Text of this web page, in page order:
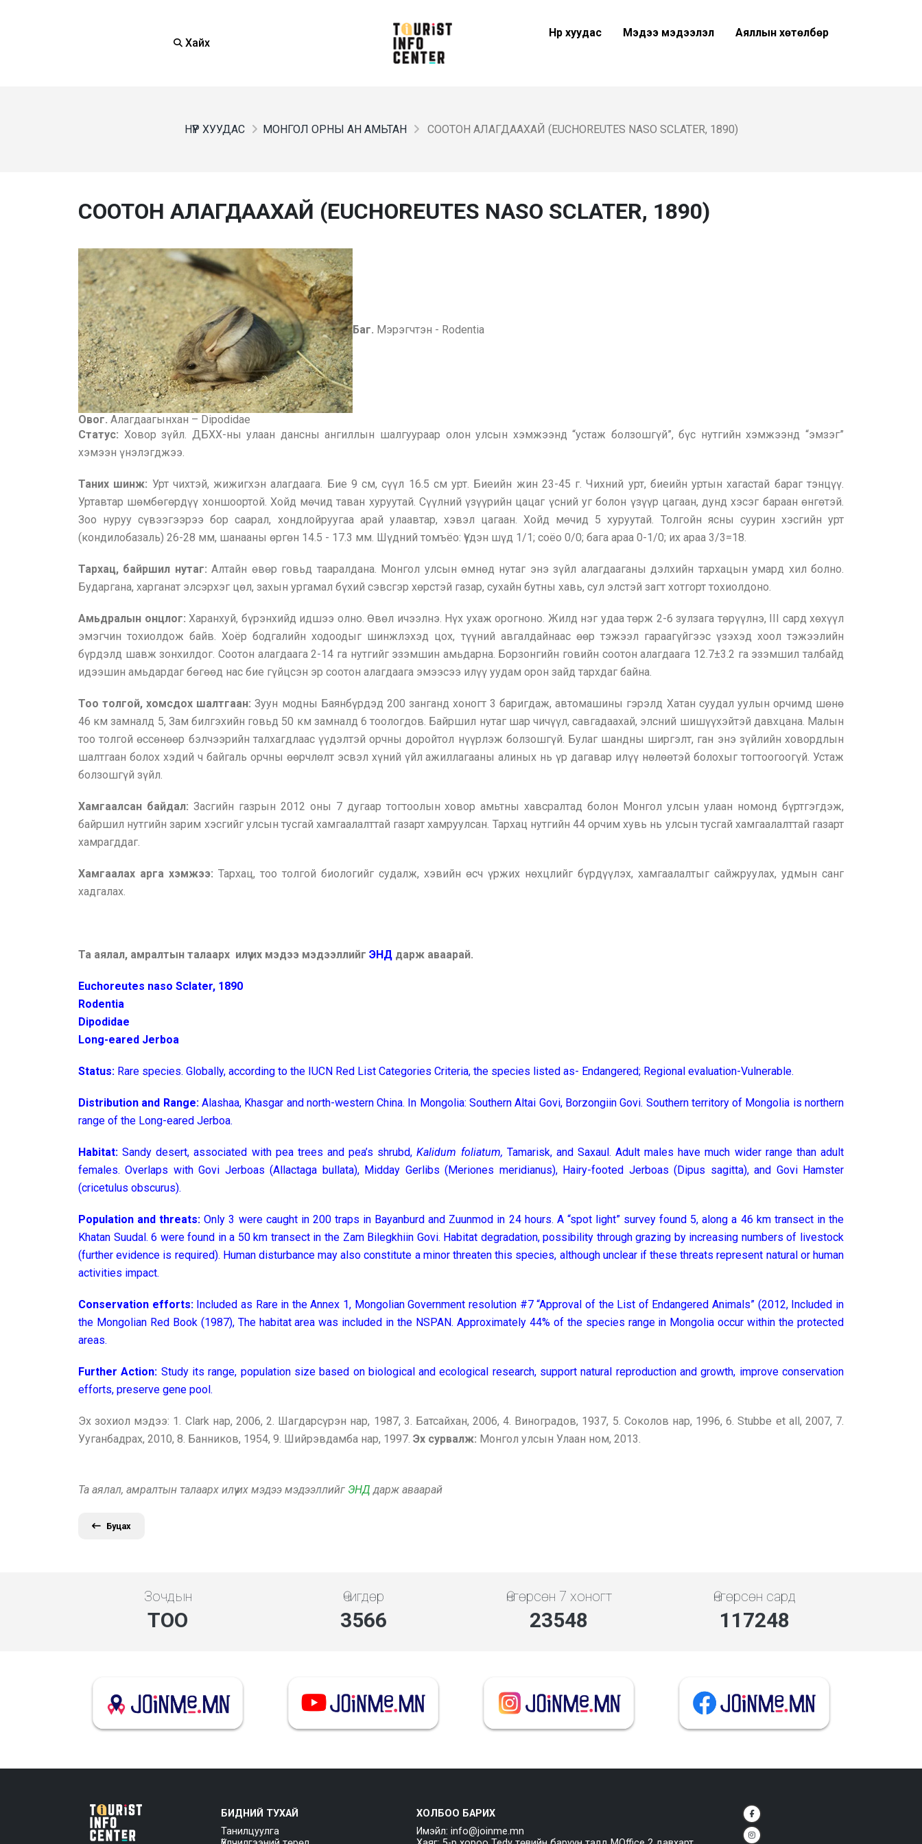
Хайх
Нүүр хуудас Мэдээ мэдээлэл Аяллын хөтөлбөр
НҮҮР ХУУДАС МОНГОЛ ОРНЫ АН АМЬТАН СООТОН АЛАГДААХАЙ (EUCHOREUTES NASO SCLATER, 1890)
СООТОН АЛАГДААХАЙ (EUCHOREUTES NASO SCLATER, 1890)
Баг. Мэрэгчтэн - Rodentia
Овог. Алагдаагынхан – Dipodidae
Статус: Ховор зүйл. ДБХХ-ны улаан дансны ангиллын шалгуураар олон улсын хэмжээнд “устаж болзошгүй”, бүс нутгийн хэмжээнд “эмзэг”
хэмээн үнэлэгджээ.
Таних шинж: Урт чихтэй, жижигхэн алагдаага. Бие 9 см, сүүл 16.5 см урт. Биеийн жин 23-45 г. Чихний урт, биеийн уртын хагастай бараг тэнцүү.
Уртавтар шөмбөгөрдүү хоншоортой. Хойд мөчид таван хуруутай. Сүүлний үзүүрийн цацаг үсний уг болон үзүүр цагаан, дунд хэсэг бараан өнгөтэй.
Зоо нуруу сүвээгээрээ бор саарал, хондлойруугаа арай улаавтар, хэвэл цагаан. Хойд мөчид 5 хуруутай. Толгойн ясны суурин хэсгийн урт
(кондилобазаль) 26-28 мм, шанааны өргөн 14.5 - 17.3 мм. Шүдний томъёо: Үүдэн шүд 1/1; соёо 0/0; бага араа 0-1/0; их араа 3/3=18.
Тархац, байршил нутаг: Алтайн өвөр говьд тааралдана. Монгол улсын өмнөд нутаг энэ зүйл алагдааганы дэлхийн тархацын умард хил болно.
Бударгана, харганат элсэрхэг цөл, захын ургамал бүхий сэвсгэр хөрстэй газар, сухайн бутны хавь, сул элстэй загт хотгорт тохиолдоно.
Амьдралын онцлог: Харанхуй, бүрэнхийд идшээ олно. Өвөл ичээлнэ. Нүх ухаж орогноно. Жилд нэг удаа төрж 2-6 зулзага төрүүлнэ, III сард хөхүүл
эмэгчин тохиолдож байв. Хоёр бодгалийн ходоодыг шинжлэхэд цох, түүний авгалдайнаас өөр тэжээл гараагүйгээс үзэхэд хоол тэжээлийн
бүрдэлд шавж зонхилдог. Соотон алагдаага 2-14 га нутгийг эзэмшин амьдарна. Борзонгийн говийн соотон алагдаага 12.7±3.2 га эзэмшил талбайд
идээшин амьдардаг бөгөөд нас бие гүйцсэн эр соотон алагдаага эмээсээ илүү уудам орон зайд тархдаг байна.
Тоо толгой, хомсдох шалтгаан:Зуун модны Баянбүрдэд 200 занганд хоногт 3 баригдаж, автомашины гэрэлд Хатан суудал уулын орчимд шөнө
46 км замналд 5, Зам билгэхийн говьд 50 км замналд 6 тоологдов. Байршил нутаг шар чичүүл, савгадаахай, элсний шишүүхэйтэй давхцана. Малын
тоо толгой өссөнөөр бэлчээрийн талхагдлаас үүдэлтэй орчны доройтол нүүрлэж болзошгүй. Булаг шандны ширгэлт, ган энэ зүйлийн ховордлын
шалтгаан болох хэдий ч байгаль орчны өөрчлөлт эсвэл хүний үйл ажиллагааны алиных нь үр дагавар илүү нөлөөтэй болохыг тогтоогоогүй. Устаж
болзошгүй зүйл.
Хамгаалсан байдал: Засгийн газрын 2012 оны 7 дугаар тогтоолын ховор амьтны хавсралтад болон Монгол улсын улаан номонд бүртгэгдэж,
байршил нутгийн зарим хэсгийг улсын тусгай хамгаалалттай газарт хамруулсан. Тархац нутгийн 44 орчим хувь нь улсын тусгай хамгаалалттай газарт
хамрагддаг.
Хамгаалах арга хэмжээ: Тархац, тоо толгой биологийг судалж, хэвийн өсч үржих нөхцлийг бүрдүүлэх, хамгаалалтыг сайжруулах, удмын санг
хадгалах.
Та аялал, амралтын талаарх илүү их мэдээ мэдээллийг ЭНД дарж аваарай.
Euchoreutes naso Sclater, 1890
Rodentia
Dipodidae
Long-eared Jerboa
Status: Rare species. Globally, according to the IUCN Red List Categories Criteria, the species listed as- Endangered; Regional evaluation-Vulnerable.
Distribution and Range:Alashaa, Khasgar and north-western China. In Mongolia: Southern Altai Govi, Borzongiin Govi. Southern territory of Mongolia is northern
range of the Long-eared Jerboa.
Habitat: Sandy desert, associated with pea trees and pea’s shrubd,Kalidum foliatum, Tamarisk, and Saxaul. Adult males have much wider range than adult
females. Overlaps with Govi Jerboas (Allactaga bullata), Midday Gerlibs (Meriones meridianus), Hairy-footed Jerboas (Dipus sagitta), and Govi Hamster
(cricetulus obscurus).
Population and threats:Only 3 were caught in 200 traps in Bayanburd and Zuunmod in 24 hours. A “spot light” survey found 5, along a 46 km transect in the
Khatan Suudal. 6 were found in a 50 km transect in the Zam Bilegkhiin Govi. Habitat degradation, possibility through grazing by increasing numbers of livestock
(further evidence is required). Human disturbance may also constitute a minor threaten this species, although unclear if these threats represent natural or human
activities impact.
Conservation efforts: Included as Rare in the Annex 1, Mongolian Government resolution #7 “Approval of the List of Endangered Animals” (2012, Included in
the Mongolian Red Book (1987), The habitat area was included in the NSPAN. Approximately 44% of the species range in Mongolia occur within the protected
areas.
Further Action: Study its range, population size based on biological and ecological research, support natural reproduction and growth, improve conservation
efforts, preserve gene pool.
Эх зохиол мэдээ: 1. Clark нар, 2006, 2. Шагдарсүрэн нар, 1987, 3. Батсайхан, 2006, 4. Виноградов, 1937, 5. Соколов нар, 1996, 6. Stubbe et all, 2007, 7.
Ууганбадрах, 2010, 8. Банников, 1954, 9. Шийрэвдамба нар, 1997. Эх сурвалж: Монгол улсын Улаан ном, 2013.
Та аялал, амралтын талаарх илүү их мэдээ мэдээллийг ЭНД дарж аваарай
Буцах
Зочдын
ТОО
Өчигдөр
4279
Өнгөрсөн 7 хоногт
28257
Өнгөрсөн сард
140698
БИДНИЙ ТУХАЙ
Танилцуулга
ХОЛБОО БАРИХ
Имэйл: info@joinme.mn